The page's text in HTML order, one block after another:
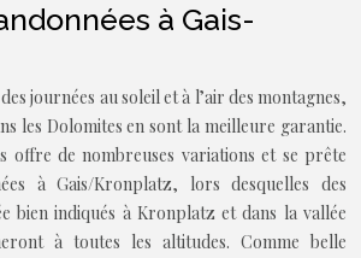
à Gais-
journées au soleil et à l’air des montagnes,
les Dolomites en sont la meilleure garantie.
offre de nombreuses variations et se prête
à Gais/Kronplatz, lors desquelles des
bien indiqués à Kronplatz et dans la vallée
à toutes les altitudes. Comme belle